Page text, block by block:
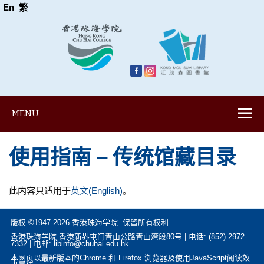
En 繁
MENU
使用指南 – 传统馆藏目录
此内容只适用于英文(English)。
版权 ©1947-2026 香港珠海学院. 保留所有权利.
香港珠海学院 香港新界屯门青山公路青山湾段80号 | 电话: (852) 2972-
7332 | 电邮: libinfo@chuhai.edu.hk
本网页以最新版本的Chrome 和 Firefox 浏览器及使用JavaScript阅读效